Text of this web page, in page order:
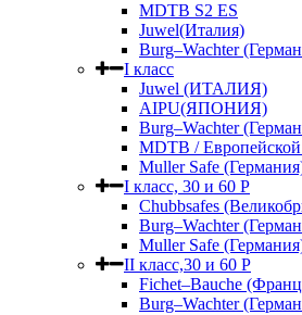
MDTB S2 ES
Juwel(Италия)
Burg–Wachter
I класс
Juwel (ИТАЛИЯ)
AIPU(ЯПОНИЯ)
Burg–Wachter
MDTB /
Muller Safe
I класс, 30 и 60 P
Chubbsafes
Burg–Wachter
Muller Safe
II класс,30 и 60 P
Fichet–Bauche
Burg–Wachter